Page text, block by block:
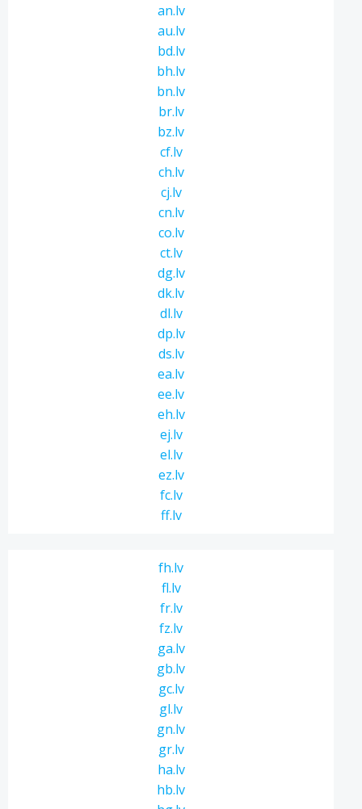
an.lv
au.lv
bd.lv
bh.lv
bn.lv
br.lv
bz.lv
cf.lv
ch.lv
cj.lv
cn.lv
co.lv
ct.lv
dg.lv
dk.lv
dl.lv
dp.lv
ds.lv
ea.lv
ee.lv
eh.lv
ej.lv
el.lv
ez.lv
fc.lv
ff.lv
fh.lv
fl.lv
fr.lv
fz.lv
ga.lv
gb.lv
gc.lv
gl.lv
gn.lv
gr.lv
ha.lv
hb.lv